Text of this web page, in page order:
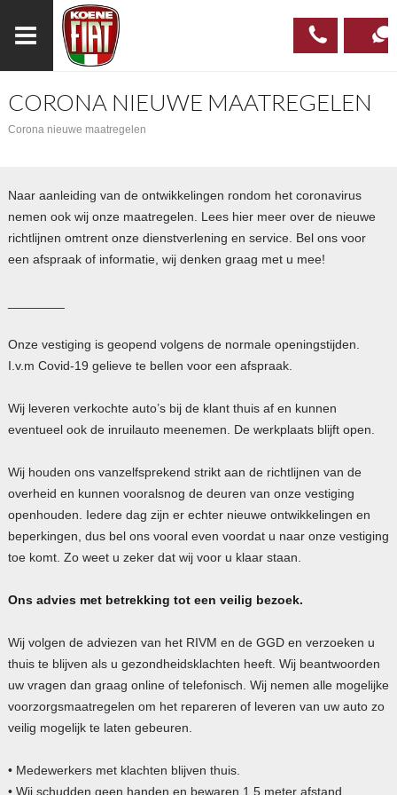
023
CORONA NIEUWE MAATREGELEN
Corona nieuwe maatregelen
Naar aanleiding van de ontwikkelingen rondom het coronavirus
nemen ook wij onze maatregelen. Lees hier meer over de nieuwe
richtlijnen omtrent onze dienstverlening en service. Bel ons voor
een afspraak of informatie, wij denken graag met u mee!
Onze vestiging is geopend volgens de normale openingstijden.
I.v.m Covid-19 gelieve te bellen voor een afspraak.
Wij leveren verkochte auto’s bij de klant thuis af en kunnen
eventueel ook de inruilauto meenemen. De werkplaats blijft open.
Wij houden ons vanzelfsprekend strikt aan de richtlijnen van de
overheid en kunnen vooralsnog de deuren van onze vestiging
openhouden. Iedere dag zijn er echter nieuwe ontwikkelingen en
beperkingen, dus bel ons vooral even voordat u naar onze vestiging
toe komt. Zo weet u zeker dat wij voor u klaar staan.
Ons advies met betrekking tot een veilig bezoek.
Wij volgen de adviezen van het RIVM en de GGD en verzoeken u
thuis te blijven als u gezondheidsklachten heeft. Wij beantwoorden
uw vragen dan graag online of telefonisch. Wij nemen alle mogelijke
voorzorgsmaatregelen om het repareren of leveren van uw auto zo
veilig mogelijk te laten gebeuren.
• Medewerkers met klachten blijven thuis.
• Wij schudden geen handen en bewaren 1,5 meter afstand.